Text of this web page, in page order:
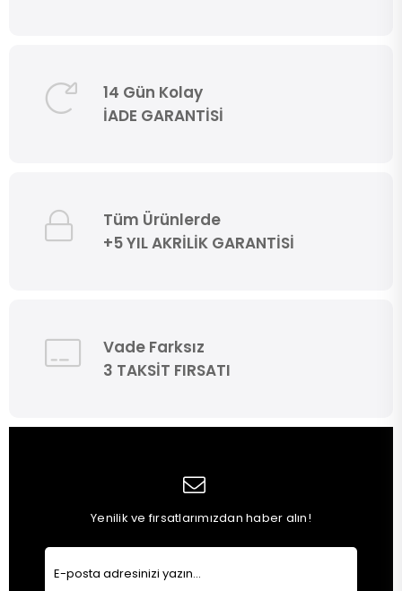
14 Gün Kolay
İADE GARANTİSİ
Tüm Ürünlerde
+5 YIL AKRİLİK GARANTİSİ
Vade Farksız
3 TAKSİT FIRSATI
Yenilik ve fırsatlarımızdan haber alın!